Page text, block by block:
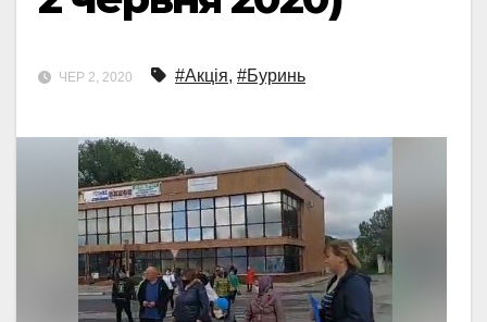
ЧЕР 2, 2020 #Акція, #Буринь